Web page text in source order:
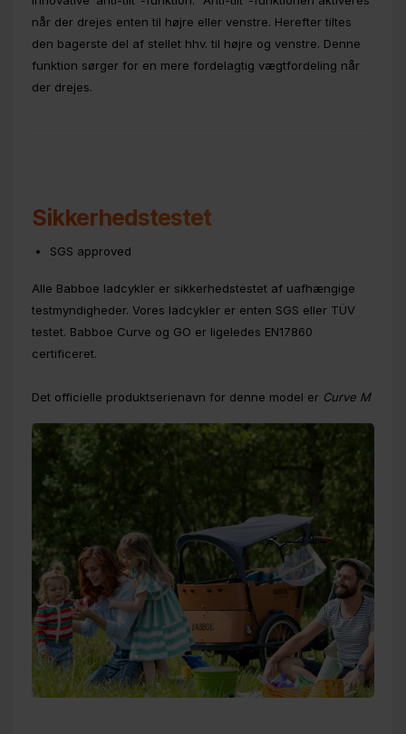
når der drejes enten til højre eller venstre. Herefter tiltes
den bagerste del af stellet hhv. til højre og venstre. Denne
funktion sørger for en mere fordelagtig vægtfordeling når
der drejes.
Sikkerhedstestet
SGS approved
Alle Babboe ladcykler er sikkerhedstestet af uafhængige
testmyndigheder. Vores ladcykler er enten SGS eller TÜV
testet. Babboe Curve og GO er ligeledes EN17860
certificeret.
Det officielle produktserienavn for denne model er Curve M